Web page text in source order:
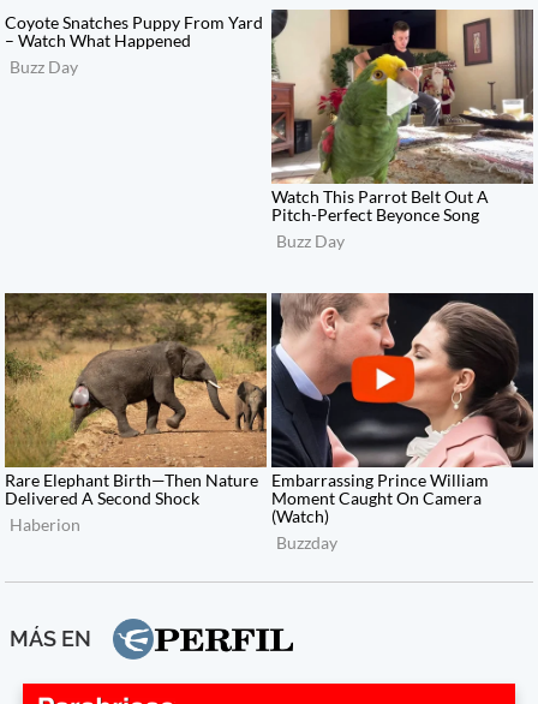
MÁS EN